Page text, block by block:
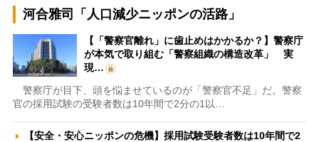
河合雅司「人口減少ニッポンの活路」
【「警察官離れ」に歯止めはかかるか？】警察庁
が本気で取り組む「警察組織の構造改革」 実
現…
警察庁が目下、頭を悩ませているのが「警察官不足」だ。警察
官の採用試験の受験者数は10年間で2分の1以…
【安全・安心ニッポンの危機】採用試験受験者数は10年間で2